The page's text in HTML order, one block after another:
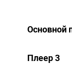
Основной
Плеер 3